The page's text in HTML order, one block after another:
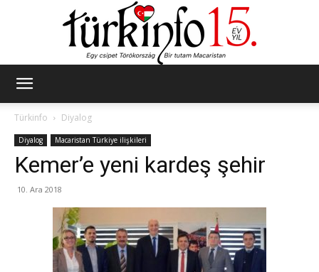
Türkinfo
Diyalog
Diyalog Macaristan Türkiye ilişkileri
Kemer’e yeni kardeş şehir
10. Ara 2018